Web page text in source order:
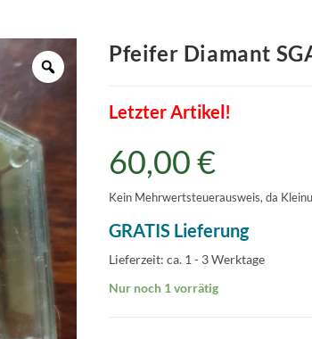
Pfeifer Diamant
Letzter Artikel!
60,00€
Kein Mehrwertsteuerausweis, da
GRATIS Lieferung
Lieferzeit: ca. 1 - 3 Werktage
Nur noch 1 vorrätig